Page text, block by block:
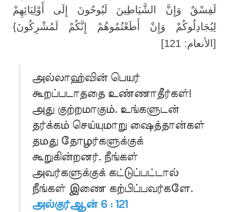
لَفِسْقٌ وَإِنَّ الشَّيَاطِينَ لَيُوحُونَ إِلَى أَوْلِيَائِهِمْ
لِيُجَادِلُوكُمْ وَإِنْ أَطَعْتُمُوهُمْ إِنَّكُمْ لَمُشْرِكُونَ}
[الأنعام: 121]
அல்லாஹ்வின் பெயர்
கூறப்படாததை உண்ணாதீர்கள்!
அது குற்றமாகும். உங்களுடன்
தர்க்கம் செய்யுமாறு ஷைத்தான்கள்
தமது தோழர்களுக்குக்
கூறுகின்றனர். நீங்கள்
அவர்களுக்குக் கட்டுப்பட்டால்
நீங்கள் இணை கற்பிப்பவர்களே.
அல்குர்ஆன் 6 : 121